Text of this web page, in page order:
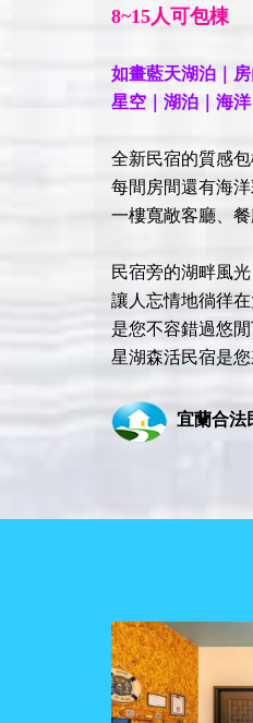
8~15人可包棟
如畫藍天湖泊｜
星空｜湖泊｜海
全新民宿的質感
每間房間還有海
一樓寬敞客廳、
民宿旁的湖畔風
讓人忘情地徜徉
是您不容錯過悠
星湖森活民宿是
宜蘭合法